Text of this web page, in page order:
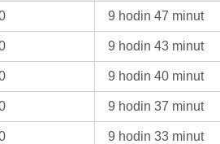
9 hodin 47 minut
9 hodin 43 minut
9 hodin 40 minut
9 hodin 37 minut
9 hodin 33 minut